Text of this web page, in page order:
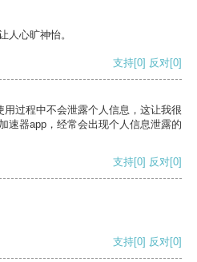
人心旷神怡。
支持[0] 反对[0]
过程中不会泄露个人信息，这让我很
速器app，经常会出现个人信息泄露的
支持[0] 反对[0]
支持[0] 反对[0]